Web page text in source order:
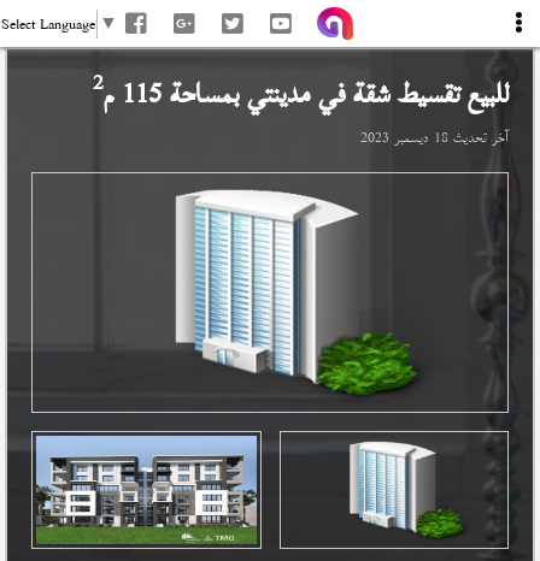
Select Language ▼
للبيع تقسيط شقة فيمدينتيبمساحة 115 م 2
آخر تحديث18 ديسمبر 2023